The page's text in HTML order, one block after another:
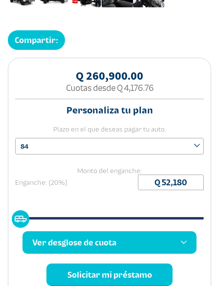
Compartir:
Q 260,900.00
Cuotas desde Q 4,176.76
Personaliza tu plan
Plazo en el que deseas pagar tu auto.
84
Monto del enganche:
Enganche: (20%)
Ver desglose de cuota
Solicitar mi préstamo